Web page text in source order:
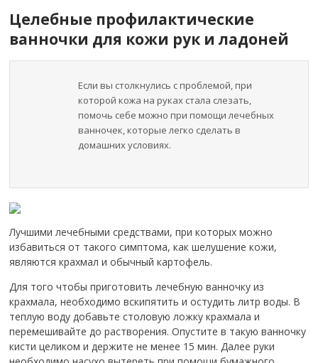
Целебные профилактические
ванночки для кожи рук и ладоней
Если вы столкнулись с проблемой, при
которой кожа на руках стала слезать,
помочь себе можно при помощи лечебных
ванночек, которые легко сделать в
домашних условиях.
Лучшими лечебными средствами, при которых можно
избавиться от такого симптома, как шелушение кожи,
являются крахмал и обычный картофель.
Для того чтобы приготовить лечебную ванночку из
крахмала, необходимо вскипятить и остудить литр воды. В
теплую воду добавьте столовую ложку крахмала и
перемешивайте до растворения. Опустите в такую ванночку
кисти целиком и держите не менее 15 мин. Далее руки